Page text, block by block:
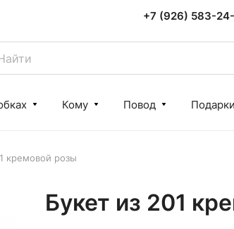
+7 (926) 583-
Кому Повод Подарки
кремовой розы
Букет из 201